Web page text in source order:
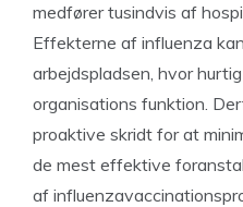
medfører tusindvis af
Effekterne af influenza
arbejdspladsen, hvor
organisations funktion.
proaktive skridt for at
de mest effektive
af